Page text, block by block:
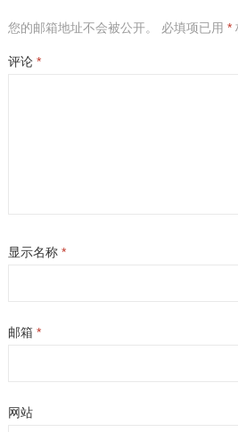
您的邮箱地址不会被公开。 必填项已用 *
评论 *
显示名称 *
邮箱 *
网站